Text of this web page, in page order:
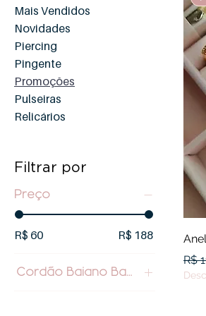
Mais Vendidos
Novidades
Piercing
Pingente
Promoções
Pulseiras
Relicários
Filtrar por
Preço
R$ 60 R$ 188
Cordão Baiano Banho Branco
R$